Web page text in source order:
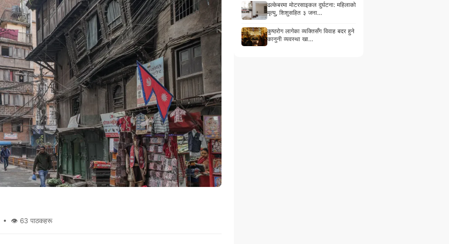
• 👁 63 पाठकहरू
ढल्केबरमा मोटरसाइकल दुर्घटना: महिलाको
मृत्यु, शिशुसहित ३ जना…
कुष्ठरोग लागेका व्यक्तिसँग विवाह बदर हुने
कानुनी व्यवस्था खा…